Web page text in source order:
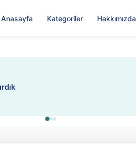
Anasayfa Kategoriler Hakkımızda